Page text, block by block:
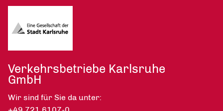
Verkehrsbetriebe Karlsruhe
GmbH
Wir sind für Sie da unter: